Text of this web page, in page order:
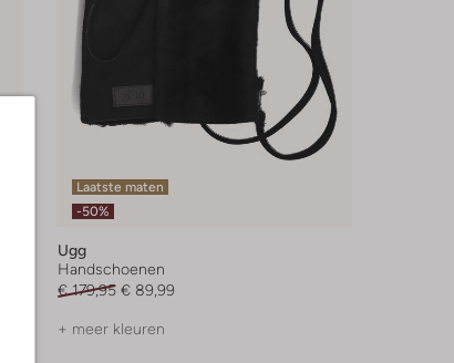
Laatste maten
-50%
Ugg
Handschoenen
€ 179,95 € 89,99
+ meer kleuren